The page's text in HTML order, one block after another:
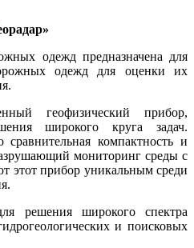
одежд предназначена для
одежд для оценки их
геофизический прибор,
широкого круга задач.
сравнительная компактность и
мониторинг среды с
этот прибор уникальным среди
решения широкого спектра
и поисковых